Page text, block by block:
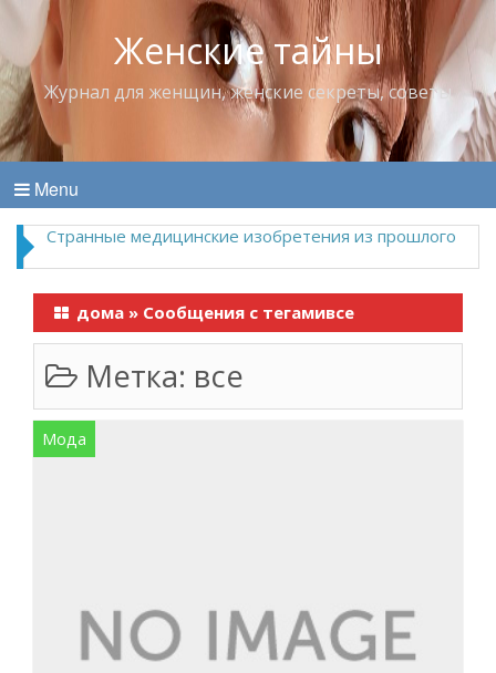
Женские тайны
Журнал для женщин, женские секреты, советы
Menu
Странные медицинские изобретения из прошлого
дома » Сообщения с тегамивсе
Метка: все
Мода